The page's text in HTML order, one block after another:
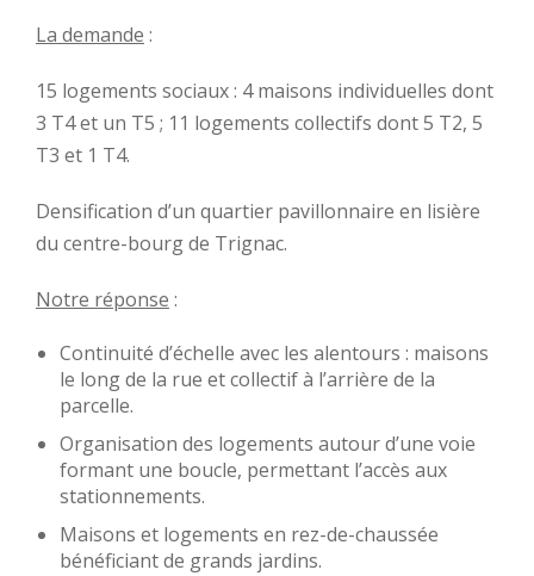
La demande :
15 logements sociaux : 4 maisons individuelles dont
3 T4 et un T5 ; 11 logements collectifs dont 5 T2, 5
T3 et 1 T4.
Densification d’un quartier pavillonnaire en lisière
du centre-bourg de Trignac.
Notre réponse :
Continuité d’échelle avec les alentours : maisons
le long de la rue et collectif à l’arrière de la
parcelle.
Organisation des logements autour d’une voie
formant une boucle, permettant l’accès aux
stationnements.
Maisons et logements en rez-de-chaussée
bénéficiant de grands jardins.